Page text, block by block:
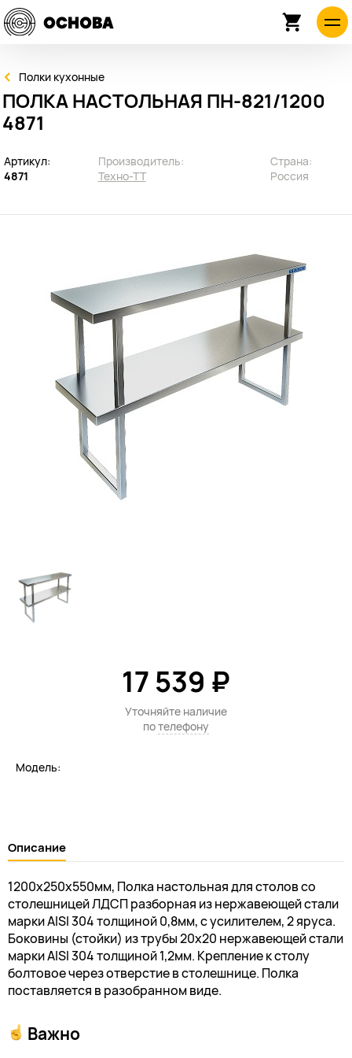
Полки кухонные
ПОЛКА НАСТОЛЬНАЯ ПН-821/1200
4871
Артикул:
4871
Производитель:
Техно-ТТ
Страна:
Россия
Модель:
17 539 ₽
Уточняйте наличие
потелефону
Описание
1200х250х550мм, Полка настольная для столов со
столешницей ЛДСП разборная из нержавеющей стали
марки AISI 304 толщиной 0,8мм, с усилителем, 2 яруса.
Боковины (стойки) из трубы 20х20 нержавеющей стали
марки AISI 304 толщиной 1,2мм. Крепление к столу
болтовое через отверстие в столешнице. Полка
поставляется в разобранном виде.
Важно